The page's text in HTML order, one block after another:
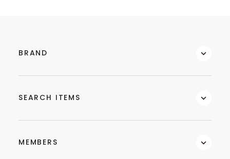
BRAND
SEARCH ITEMS
MEMBERS